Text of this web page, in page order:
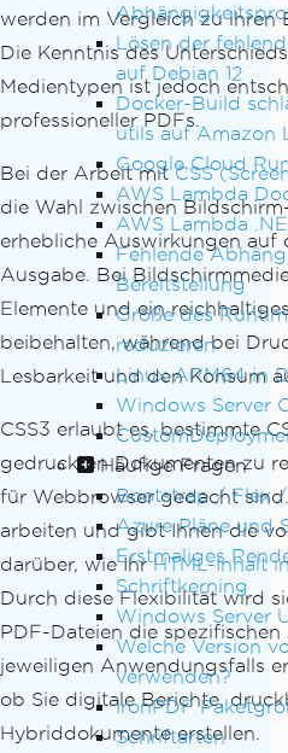
Lösen der
auf Debian 12
Docker-Build
utils auf Amazon
Google Cloud
AWS Lambda
AWS Lambda
Fehlende
Bereitstellung
Größe des
reduzieren
Linux ARM64 in
Windows Server
Häufige Fragen
Bootstrap / Flex /
Azure Pläne und
Erstmaliges
Schriftkerning
Windows Server
Welche Version
verwenden?
IronPDF
Schriftarten
werden im Vergleich zu ihren
Die Kenntnis des
Medientypen ist jedoch
professioneller PDFs.
Bei der Arbeit mitCSS
die Wahl zwischen
erhebliche Auswirkungen auf
Ausgabe. Bei
Elemente und ein
beibehalten, während bei
Lesbarkeit und den Konsum
CSS3 erlaubt es, bestimmte
gedruckten Dokumenten zu
für Webbrowser gedacht
arbeiten und gibt Ihnen die
darüber, wie IhrHTML-Inhalt
Durch diese Flexibilität wird
PDF-Dateien die
jeweiligen Anwendungsfalls
ob Sie digitale Berichte,
Hybriddokumente erstellen.